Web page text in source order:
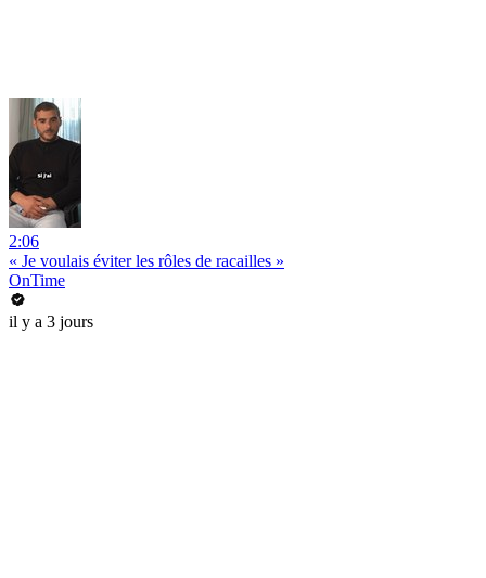
2:06
« Je voulais éviter les rôles de racailles »
OnTime
il y a 3 jours